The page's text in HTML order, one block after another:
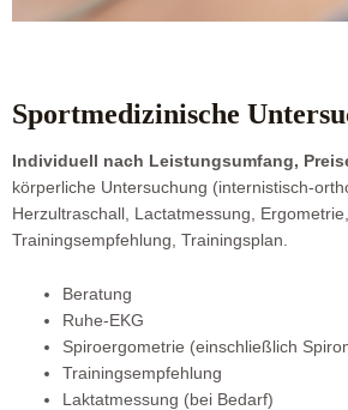
Sportmedizinische
Individuell nach Leistungsumfang,
körperliche Untersuchung (internistisch-
Herzultraschall, Lactatmessung,
Trainingsempfehlung, Trainingsplan.
Beratung
Ruhe-EKG
Spiroergometrie (einschließlich
Trainingsempfehlung
Laktatmessung (bei Bedarf)